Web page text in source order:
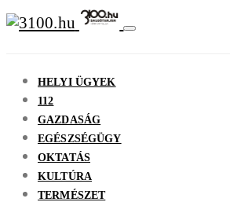
HELYI ÜGYEK
112
GAZDASÁG
EGÉSZSÉGÜGY
OKTATÁS
KULTÚRA
TERMÉSZET